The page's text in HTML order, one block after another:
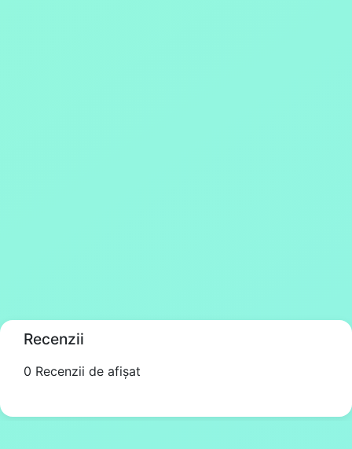
Recenzii
0 Recenzii de afișat